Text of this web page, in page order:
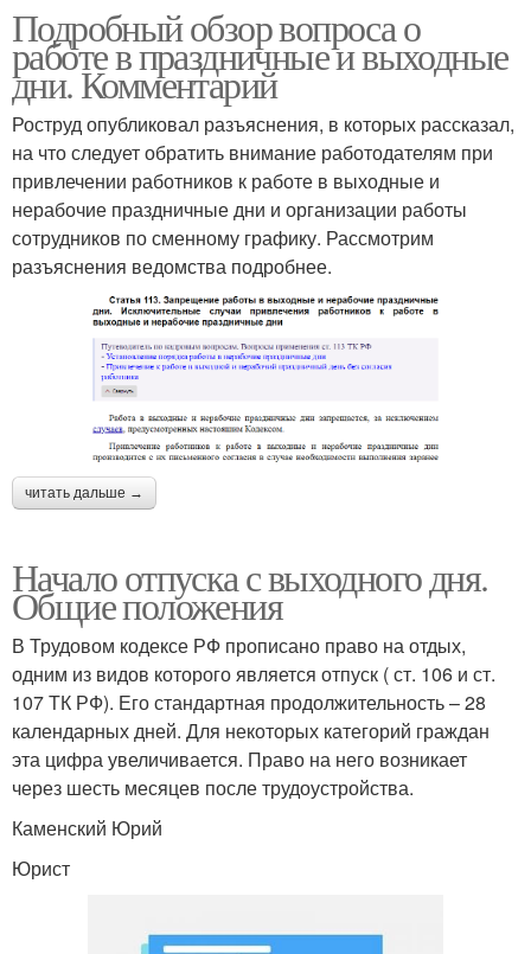
Подробный обзор вопроса о
работе в праздничные и выходные
дни. Комментарий
Роструд опубликовал разъяснения, в которых рассказал,
на что следует обратить внимание работодателям при
привлечении работников к работе в выходные и
нерабочие праздничные дни и организации работы
сотрудников по сменному графику. Рассмотрим
разъяснения ведомства подробнее.
читать дальше →
Начало отпуска с выходного дня.
Общие положения
В Трудовом кодексе РФ прописано право на отдых,
одним из видов которого является отпуск ( ст. 106 и ст.
107 ТК РФ). Его стандартная продолжительность – 28
календарных дней. Для некоторых категорий граждан
эта цифра увеличивается. Право на него возникает
через шесть месяцев после трудоустройства.
Каменский Юрий
Юрист